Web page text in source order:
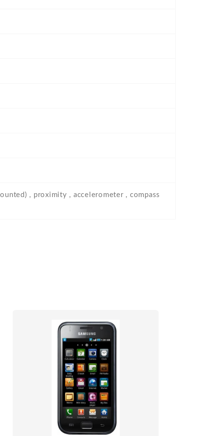
, proximity , accelerometer , compass